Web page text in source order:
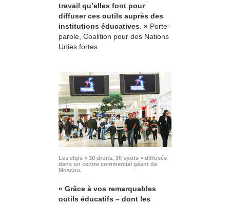
travail qu’elles font pour
diffuser ces outils auprès des
institutions éducatives. » Porte-
parole, Coalition pour des Nations
Unies fortes
Les clips « 30 droits, 30 spots » diffusés
dans un centre commercial géant de
Moscou.
« Grâce à vos remarquables
outils éducatifs – dont les